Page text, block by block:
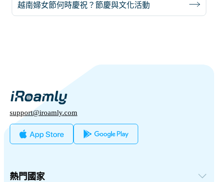
越南婦女節何時慶祝？節慶與文化活動
support@iroamly.com
熱門國家